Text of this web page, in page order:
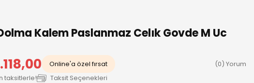
Kalem Paslanmaz Celık Govde M Uc
Online'a özel fırsat
(0) Yorum
taksitlerle!
Taksit Seçenekleri